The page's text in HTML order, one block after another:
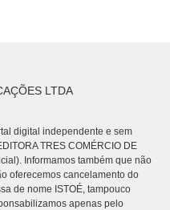
LTDA
digital independente e sem
TRES COMÉRCIO DE
Informamos também que não
oferecemos cancelamento do
de nome ISTOÉ, tampouco
apenas pelo